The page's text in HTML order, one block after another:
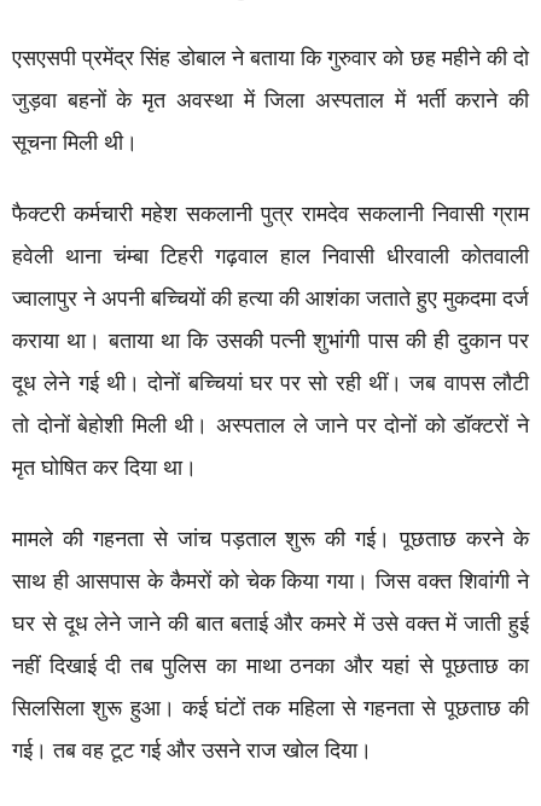
एसएसपी प्रमेंद्र सिंह डोबाल ने बताया कि गुरुवार को छह महीने की दो
जुड़वा बहनों के मृत अवस्था में जिला अस्पताल में भर्ती कराने की
सूचना मिली थी।
फैक्टरी कर्मचारी महेश सकलानी पुत्र रामदेव सकलानी निवासी ग्राम
हवेली थाना चंम्बा टिहरी गढ़वाल हाल निवासी धीरवाली कोतवाली
ज्वालापुर ने अपनी बच्चियों की हत्या की आशंका जताते हुए मुकदमा दर्ज
कराया था। बताया था कि उसकी पत्नी शुभांगी पास की ही दुकान पर
दूध लेने गई थी। दोनों बच्चियां घर पर सो रही थीं। जब वापस लौटी
तो दोनों बेहोशी मिली थी। अस्पताल ले जाने पर दोनों को डॉक्टरों ने
मृत घोषित कर दिया था।
मामले की गहनता से जांच पड़ताल शुरू की गई। पूछताछ करने के
साथ ही आसपास के कैमरों को चेक किया गया। जिस वक्त शिवांगी ने
घर से दूध लेने जाने की बात बताई और कमरे में उसे वक्त में जाती हुई
नहीं दिखाई दी तब पुलिस का माथा ठनका और यहां से पूछताछ का
सिलसिला शुरू हुआ। कई घंटों तक महिला से गहनता से पूछताछ की
गई। तब वह टूट गई और उसने राज खोल दिया।